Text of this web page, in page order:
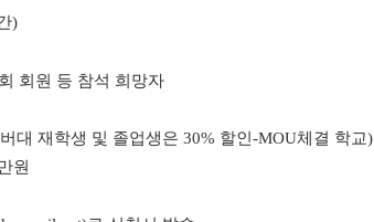
)
회원 등 참석 희망자
대 재학생 및 졸업생은 30% 할인-MOU체결 학교)
원